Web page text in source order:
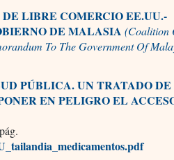
LIBRE COMERCIO EE.UU.-
DE MALASIA (Coalition
To The Government Of
PÚBLICA. UN TRATADO
EN PELIGRO EL